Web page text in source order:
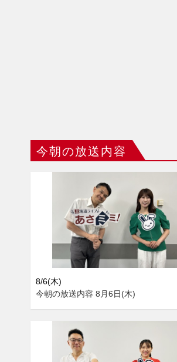
今朝の放送内容
8/6(木)
今朝の放送内容 8月6日(木)